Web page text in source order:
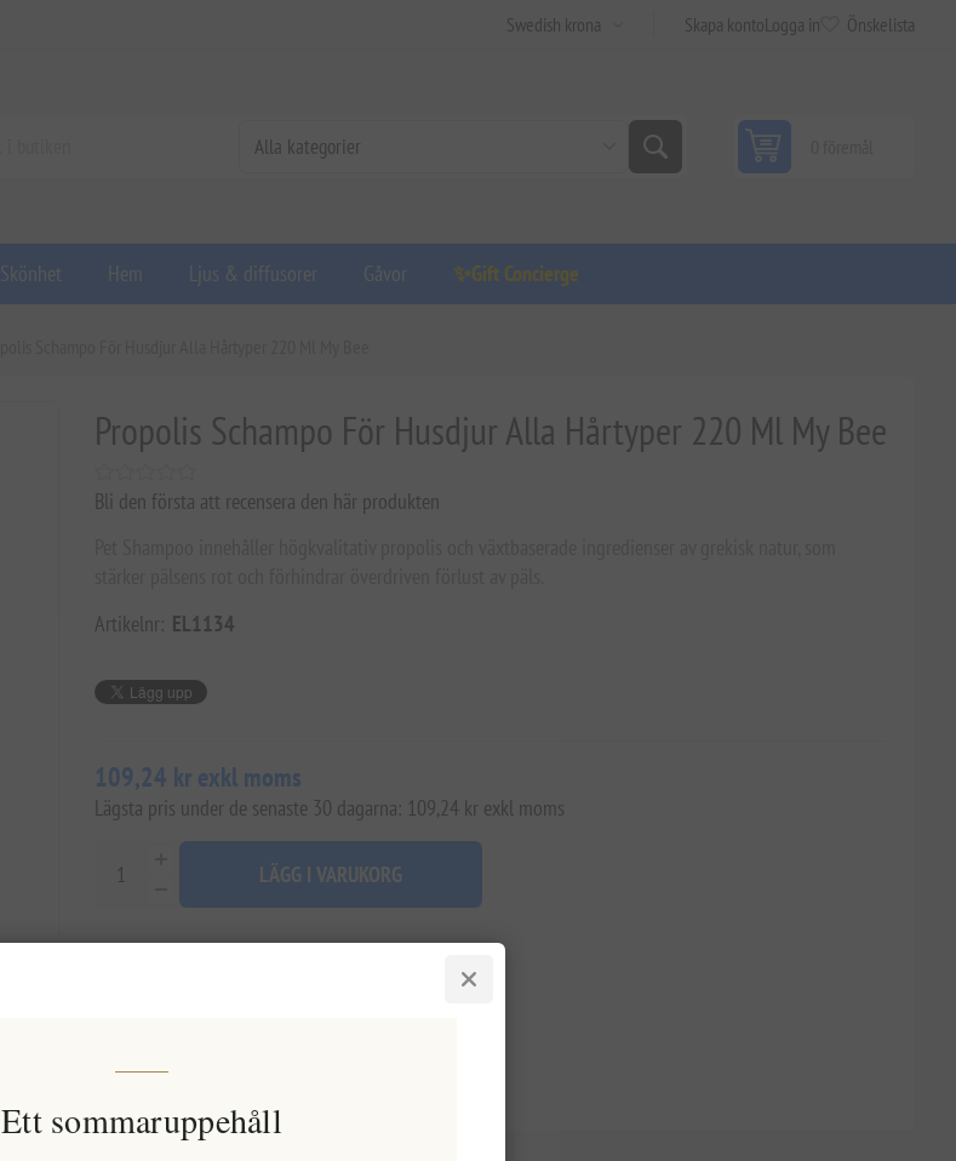
Skapa kontoLogga in Önskelista
Skönhet Hem Ljus & diffusorer Gåvor ✨Gift Concierge
Propolis Schampo För Husdjur Alla Hårtyper 220 Ml My Bee
Bli den första att recensera den här produkten
Artikelnr: EL1134
109,24 kr exkl moms
Lägsta pris under de senaste 30 dagarna: 109,24 kr exkl moms
LÄGG I VARUKORG
Ett sommaruppehåll